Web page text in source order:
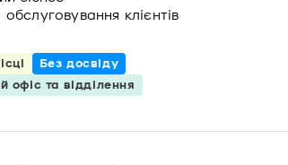
клієнтів
Без досвіду
офіс та відділення